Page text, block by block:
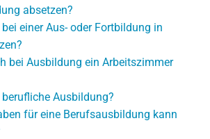
absetzen?
einer Aus- oder Fortbildung in
bei Ausbildung ein Arbeitszimmer
Ausbildung?
für eine Berufsausbildung kann